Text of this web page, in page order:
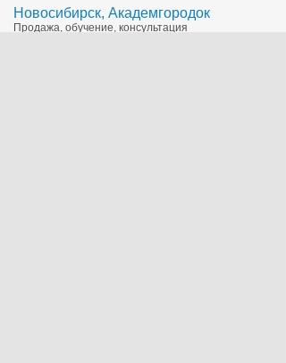
Новосибирск, Академгородок
Продажа, обучение, консультация